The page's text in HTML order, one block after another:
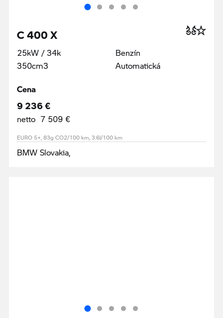
C 400 X
25kW / 34k
350cm3
Benzín
Automatická
Cena
9 236 €
netto 7 509 €
EURO 5+, 83g CO2/100 km, 3.6l/100 km
BMW Slovakia,